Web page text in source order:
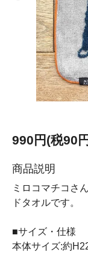
990円(税90
商品説明
ミロコマチコさ
ドタオルです。
■サイズ・仕様
本体サイズ:約